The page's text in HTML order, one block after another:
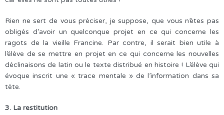
Rien ne sert de vous préciser, je suppose, que vous n’êtes pas
obligés d’avoir un quelconque projet en ce qui concerne les
ragots de la vieille Francine. Par contre, il serait bien utile à
l’élève de se mettre en projet en ce qui concerne les nouvelles
déclinaisons de latin ou le texte distribué en histoire ! L’élève qui
évoque inscrit une « trace mentale » de l’information dans sa
tête.
3. La restitution